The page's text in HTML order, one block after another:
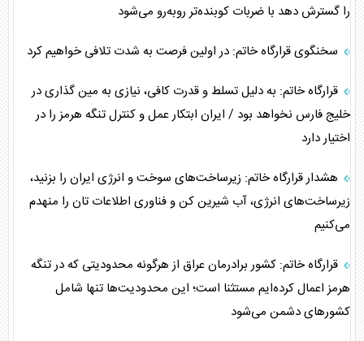
را گسترش دهد با ضربات کوبنده‌تر رو‌به‌رو می‌شود
سخنگوی قرارگاه خاتم: در اولین فرصت به شدت تلافی خواهیم کرد
قرارگاه خاتم: به دلیل تسلط و قدرت کافی، نیازی به مین گذاری در
خلیج فارس نخواهد بود / ایران ابتکار عمل و کنترل تنگه هرمز را در
اختیار دارد
هشدار قرارگاه خاتم: زیرساخت‌های سوخت و انرژی ایران را بزنید،
زیرساخت‌های انرژی، آب شیرین کن و فناوری اطلاعات تان را منهدم
می‌کنیم
قرارگاه خاتم‌: کشور برادرمان عراق از هرگونه محدودیتی که در تنگه
هرمز اعمال کرده‌ایم مستثنا است؛ این محدودیت‌ها تنها شامل
کشور‌های دشمن می‌شود